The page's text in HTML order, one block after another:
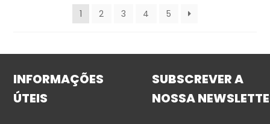
1 2 3 4 5
INFORMAÇÕES
ÚTEIS
SUBSCREVER A
NOSSA